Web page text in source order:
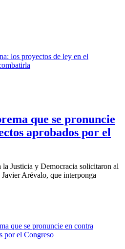
que se pronuncie
aprobados por el
la Justicia y Democracia solicitaron al
Arévalo, que interponga